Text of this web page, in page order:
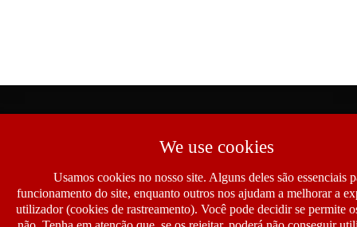
We use cookies
Usamos cookies no nosso site. Alguns deles são essenciais
funcionamento do site, enquanto outros nos ajudam a melhorar a
utilizador (cookies de rastreamento). Você pode decidir se permite